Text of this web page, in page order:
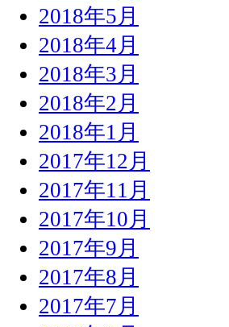
2018年5月
2018年4月
2018年3月
2018年2月
2018年1月
2017年12月
2017年11月
2017年10月
2017年9月
2017年8月
2017年7月